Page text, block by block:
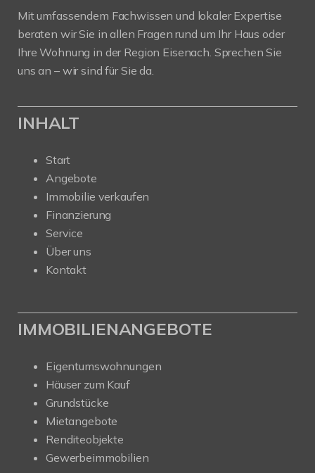
Mit umfassendem Fachwissen und lokaler Expertise
beraten wir Sie in allen Fragen rund um Ihr Haus oder
Ihre Wohnung in der Region Eisenach. Sprechen Sie
uns an – wir sind für Sie da.
INHALT
Start
Angebote
Immobilie verkaufen
Finanzierung
Service
Über uns
Kontakt
IMMOBILIENANGEBOTE
Eigentumswohnungen
Häuser zum Kauf
Grundstücke
Mietangebote
Renditeobjekte
Gewerbeimmobilien